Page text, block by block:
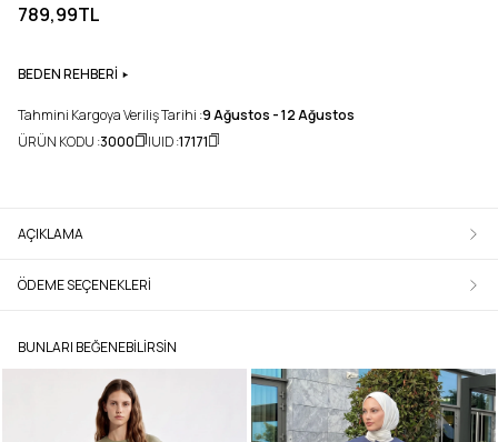
789,99TL
BEDEN REHBERİ
Tahmini Kargoya Veriliş Tarihi :9 Ağustos - 12 Ağustos
ÜRÜN KODU :3000 UID :17171
AÇIKLAMA
ÖDEME SEÇENEKLERI
BUNLARI BEĞENEBILIRSIN